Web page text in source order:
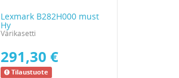
Lexmark B282H000 must
Hy
Värikasetti
291,30 €
Tilaustuote